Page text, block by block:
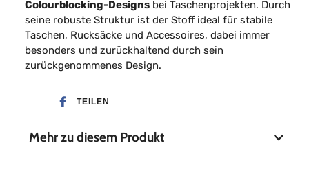
Colourblocking-Designs bei Taschenprojekten. Durch
seine robuste Struktur ist der Stoff ideal für stabile
Taschen, Rucksäcke und Accessoires, dabei immer
besonders und zurückhaltend durch sein
zurückgenommenes Design.
TEILEN
Mehr zu diesem Produkt